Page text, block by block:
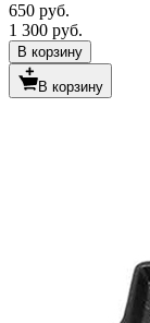
650 руб.
1 300 руб.
В корзину
В корзину